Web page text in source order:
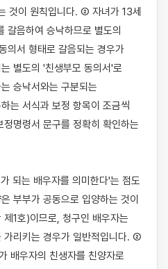
것이 원칙입니다. ② 자녀가 13세
갈음하여 승낙하므로 별도의
의서 형태로 갈음되는 경우가
별도의 '친생부모 동의서'로
승낙서와는 구분되는
는 서식과 보정 항목이 조금씩
명령서 문구를 정확히 확인하는
되는 배우자를 의미한다'는 점도
부부가 공동으로 입양하는 것이
1호)이므로, 청구인 배우자는
가리키는 경우가 일반적입니다. ②
배우자의 친생자를 친양자로